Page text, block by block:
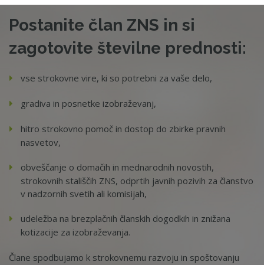
Postanite član ZNS in si
zagotovite številne prednosti:
vse strokovne vire, ki so potrebni za vaše delo,
gradiva in posnetke izobraževanj,
hitro strokovno pomoč in dostop do zbirke pravnih
nasvetov,
obveščanje o domačih in mednarodnih novostih,
strokovnih stališčih ZNS, odprtih javnih pozivih za članstvo
v nadzornih svetih ali komisijah,
udeležba na brezplačnih članskih dogodkih in znižana
kotizacije za izobraževanja.
Člane spodbujamo k strokovnemu razvoju in spoštovanju